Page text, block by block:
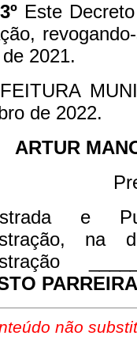
Este
2021.
de 2022.
ARTUR
e
na
não